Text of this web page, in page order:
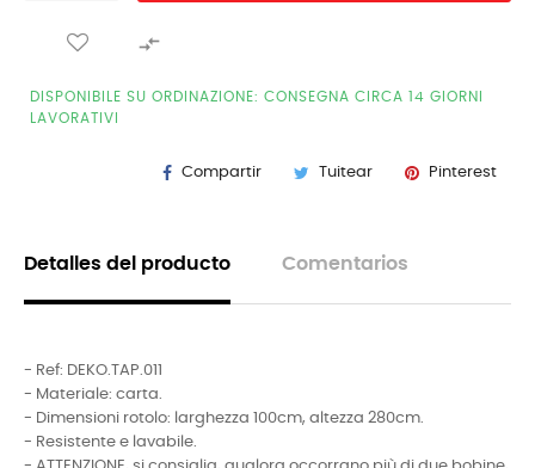

DISPONIBILE SU ORDINAZIONE: CONSEGNA CIRCA 14 GIORNI
LAVORATIVI
Compartir Tuitear Pinterest
Detalles del producto Comentarios
- Ref: DEKO.TAP.011
- Materiale: carta.
- Dimensioni rotolo: larghezza 100cm, altezza 280cm.
- Resistente e lavabile.